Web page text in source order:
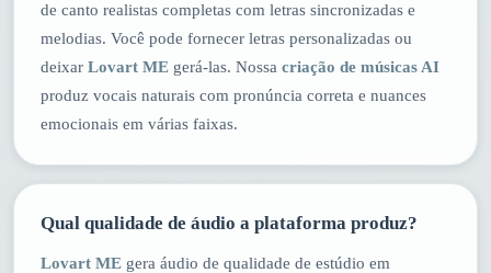
de canto realistas completas com letras sincronizadas e
melodias. Você pode fornecer letras personalizadas ou
deixar Lovart ME gerá-las. Nossa criação de músicas AI
produz vocais naturais com pronúncia correta e nuances
emocionais em várias faixas.
Qual qualidade de áudio a plataforma produz?
Lovart ME gera áudio de qualidade de estúdio em